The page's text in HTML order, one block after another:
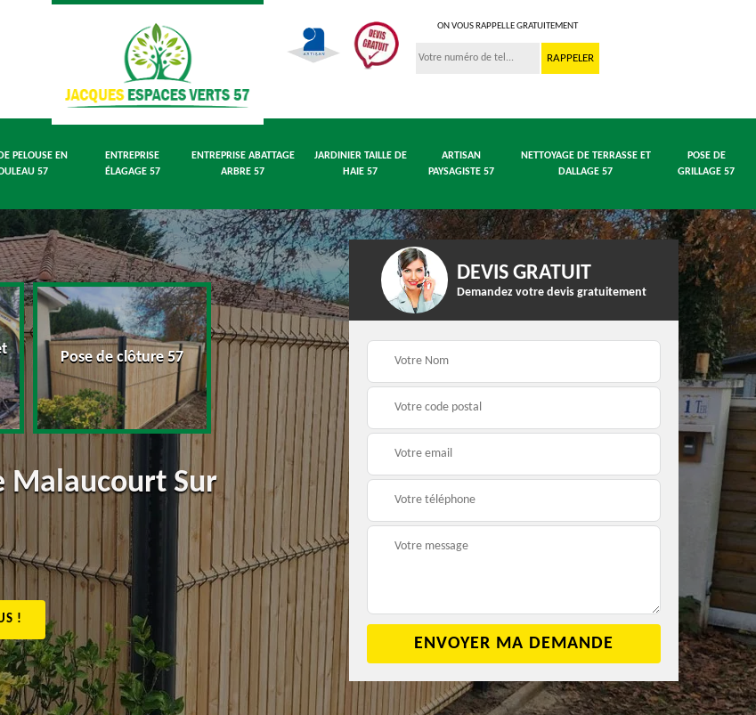
ON VOUS RAPPELLE GRATUITEMENT
PELOUSE EN
57
ENTREPRISE
ÉLAGAGE 57
ENTREPRISE ABATTAGE
ARBRE 57
JARDINIER TAILLE DE
HAIE 57
ARTISAN
PAYSAGISTE 57
NETTOYAGE DE TERRASSE ET
DALLAGE 57
POSE DE
GRILLAGE 57
Pose de clôture 57
Pose de pelouse en
rouleau 57
Entreprise élagage 57
Entreprise abattage
arbre 57
Malaucourt Sur
!
DEVIS GRATUIT
Demandez votre devis gratuitement